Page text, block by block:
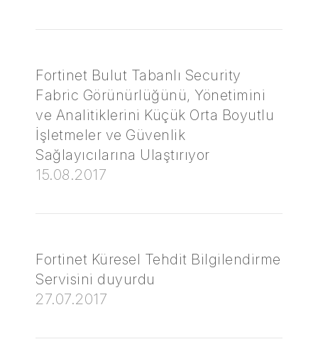
Fortinet Bulut Tabanlı Security
Fabric Görünürlüğünü, Yönetimini
ve Analitiklerini Küçük Orta Boyutlu
İşletmeler ve Güvenlik
Sağlayıcılarına Ulaştırıyor
15.08.2017
Fortinet Küresel Tehdit Bilgilendirme
Servisini duyurdu
27.07.2017